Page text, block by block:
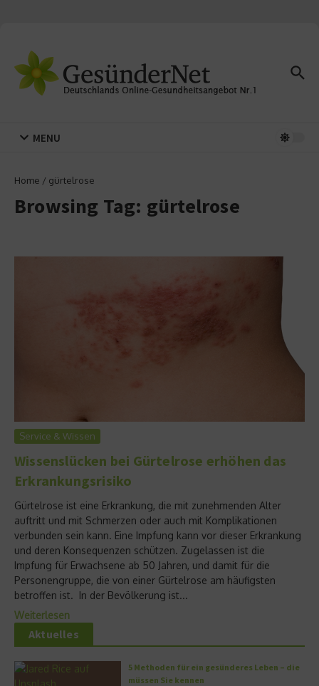
MENU
Home / gürtelrose
Browsing Tag: gürtelrose
Service & Wissen
Wissenslücken bei Gürtelrose erhöhen das
Erkrankungsrisiko
Gürtelrose ist eine Erkrankung, die mit zunehmenden Alter
auftritt und mit Schmerzen oder auch mit Komplikationen
verbunden sein kann. Eine Impfung kann vor dieser Erkrankung
und deren Konsequenzen schützen. Zugelassen ist die
Impfung für Erwachsene ab 50 Jahren, und damit für die
Personengruppe, die von einer Gürtelrose am häufigsten
betroffen ist. In der Bevölkerung ist...
Weiterlesen
Aktuelles
5 Methoden für ein gesünderes Leben – die
müssen Sie kennen